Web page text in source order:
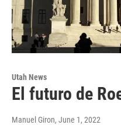
Utah News
El futuro de
Manuel Giron, June 1, 2022